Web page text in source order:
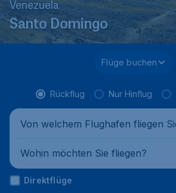
Venezuela
Santo Domingo
Flüge buchen
Rückflug Nur Hinflug
Von welchem Flughafen fliegen
Wohin möchten Sie fliegen?
Direktflüge